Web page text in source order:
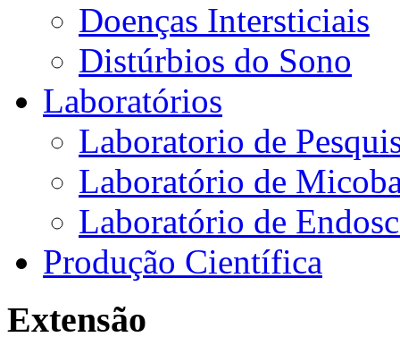
Doenças Intersticiais
Distúrbios do Sono
Laboratórios
Laboratorio de
Laboratório de
Laboratório de
Produção Científica
Extensão